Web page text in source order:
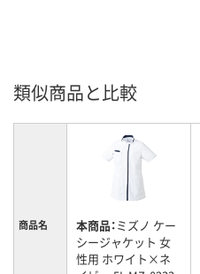
類似商品と比較
商品名 本商品：ミズノ ケー
シージャケット 女
性用 ホワイト×ネ